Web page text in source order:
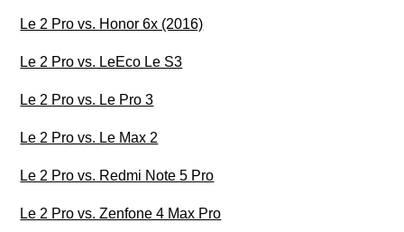
Le 2 Pro vs. Honor 6x (2016)
Le 2 Pro vs. LeEco Le S3
Le 2 Pro vs. Le Pro 3
Le 2 Pro vs. Le Max 2
Le 2 Pro vs. Redmi Note 5 Pro
Le 2 Pro vs. Zenfone 4 Max Pro